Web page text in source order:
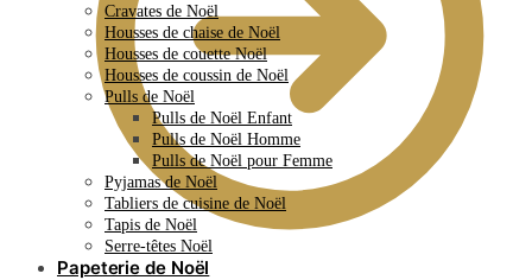
Cravates de Noël
Housses de chaise de Noël
Housses de couette Noël
Housses de coussin de Noël
Pulls de Noël
Pulls de Noël Enfant
Pulls de Noël Homme
Pulls de Noël pour Femme
Pyjamas de Noël
Tabliers de cuisine de Noël
Tapis de Noël
Serre-têtes Noël
Papeterie de Noël